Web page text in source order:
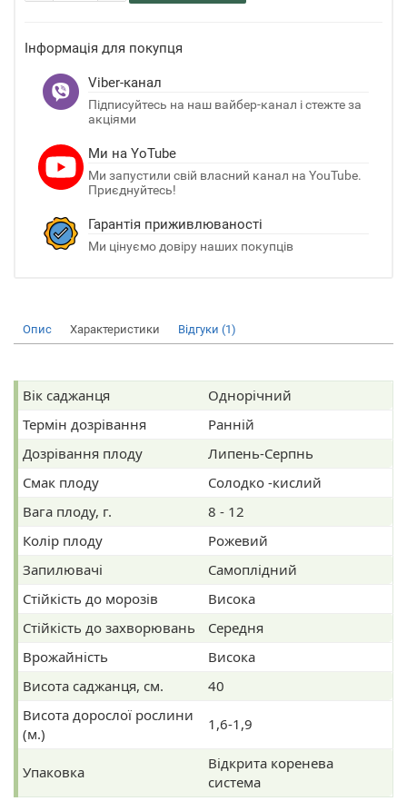
Інформація для покупця
Viber-канал
Підписуйтесь на наш вайбер-канал і стежте за
акціями
Ми на YoTube
Ми запустили свій власний канал на YouTube.
Приєднуйтесь!
Гарантія приживлюваності
Ми цінуємо довіру наших покупців
Опис Характеристики Відгуки (1)
Вік саджанця
Однорічний
Термін дозрівання
Ранній
Дозрівання плоду
Липень-Серпнь
Смак плоду
Солодко -кислий
Вага плоду, г.
8 - 12
Колір плоду
Рожевий
Запилювачі
Самоплідний
Стійкість до морозів
Висока
Стійкість до захворювань
Середня
Врожайність
Висока
Висота саджанця, см.
40
Висота дорослої рослини
(м.)
1,6-1,9
Упаковка
Відкрита коренева
система